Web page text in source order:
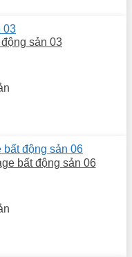
sản 03
bất động sản 06